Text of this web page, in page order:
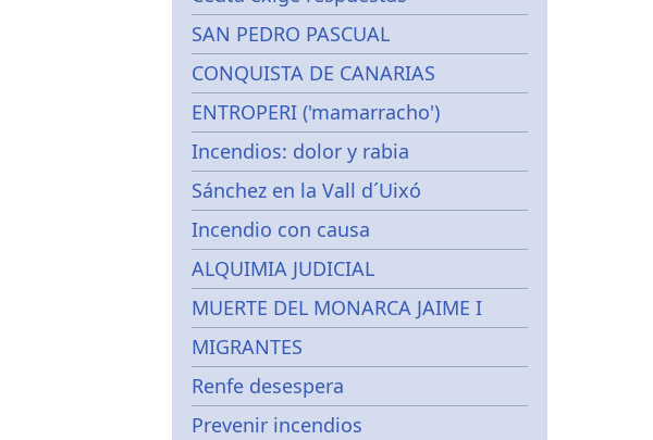
SAN PEDRO PASCUAL
CONQUISTA DE CANARIAS
ENTROPERI ('mamarracho')
Incendios: dolor y rabia
Sánchez en la Vall d´Uixó
Incendio con causa
ALQUIMIA JUDICIAL
MUERTE DEL MONARCA JAIME I
MIGRANTES
Renfe desespera
Prevenir incendios